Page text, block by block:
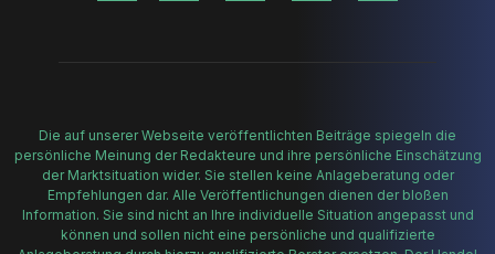
Die auf unserer Webseite veröffentlichten Beiträge spiegeln die
persönliche Meinung der Redakteure und ihre persönliche Einschätzung
der Marktsituation wider. Sie stellen keine Anlageberatung oder
Empfehlungen dar. Alle Veröffentlichungen dienen der bloßen
Information. Sie sind nicht an Ihre individuelle Situation angepasst und
können und sollen nicht eine persönliche und qualifizierte